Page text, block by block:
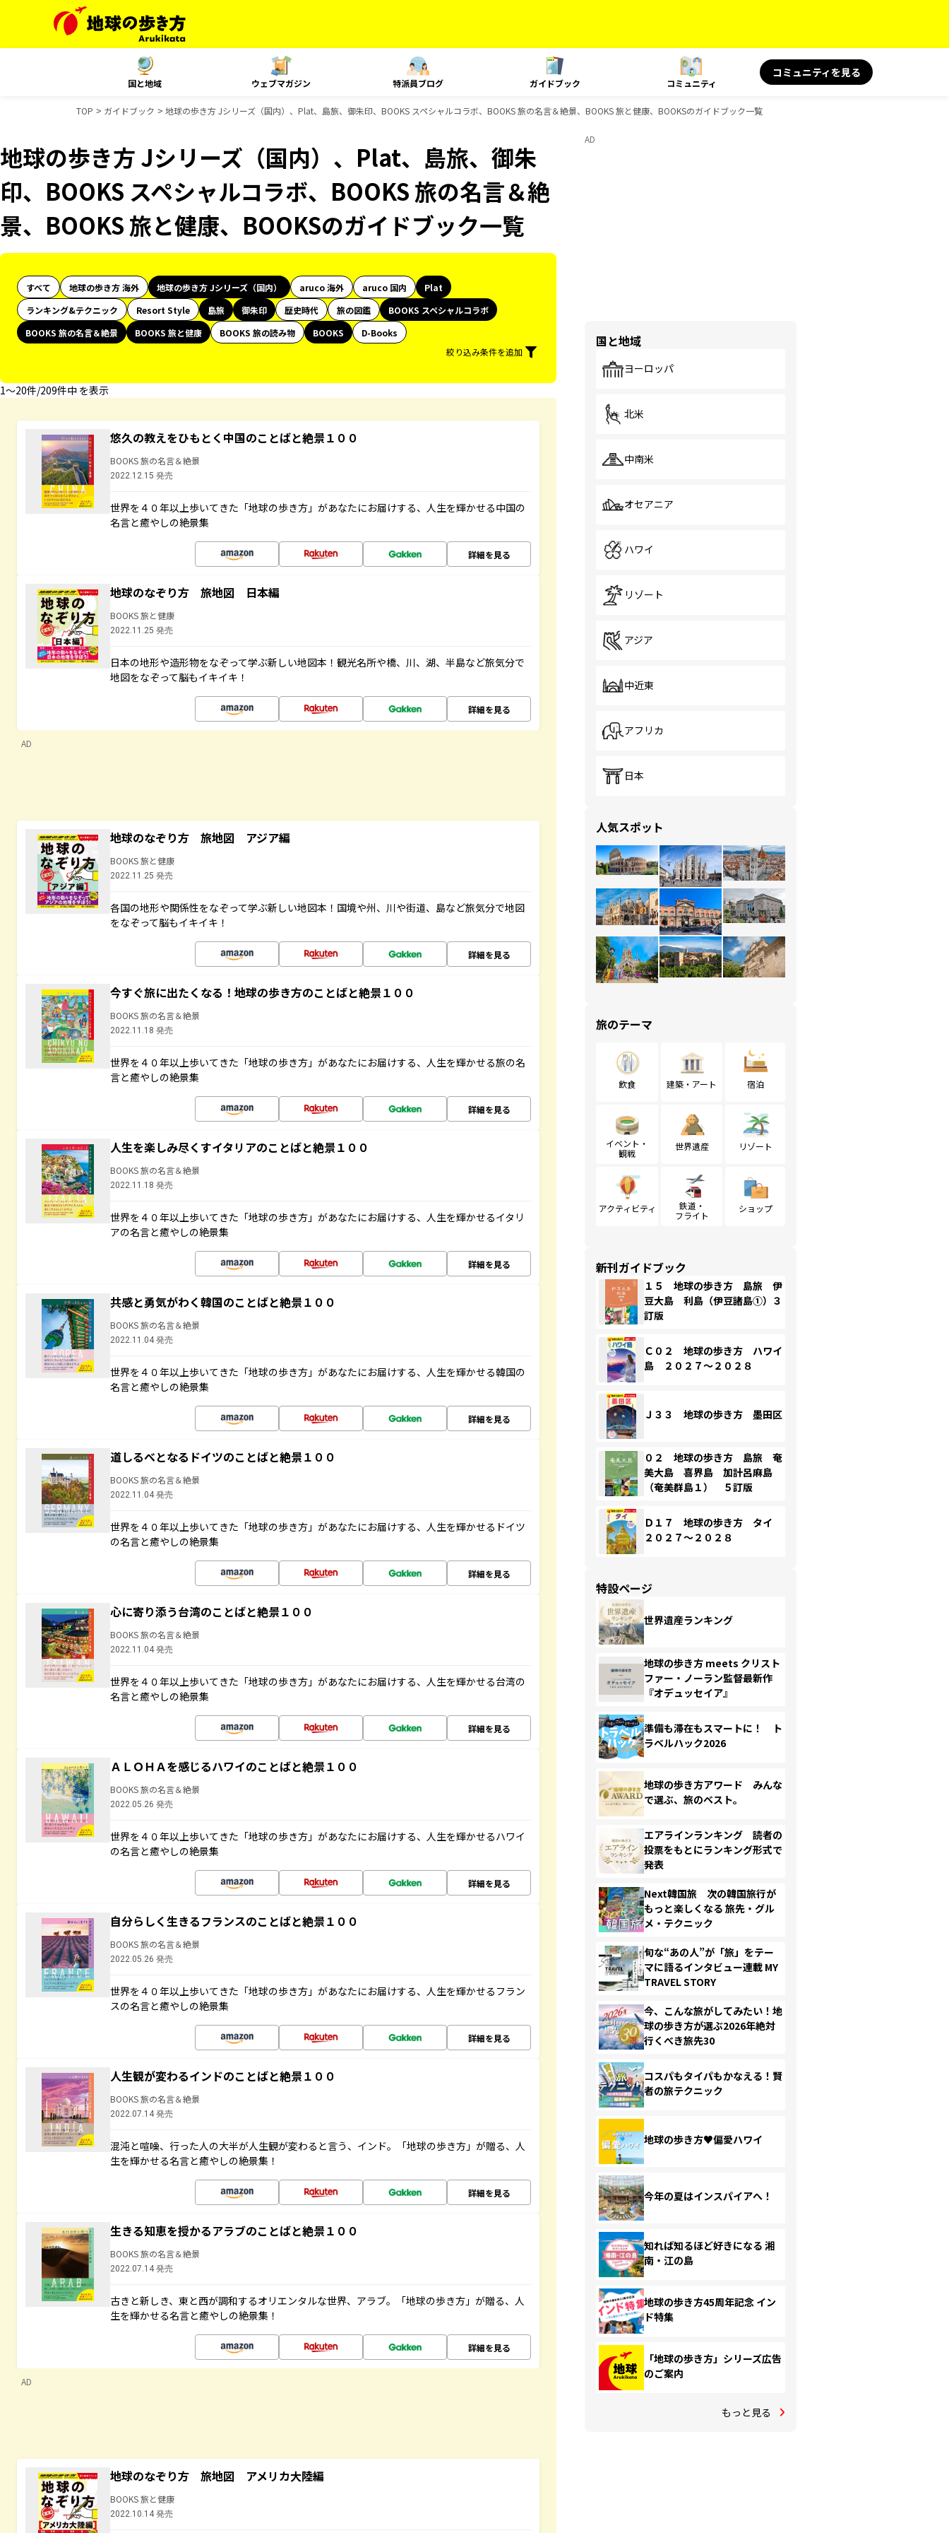
国と地域 ウェブマガジン 特派員ブログ ガイドブック コミュニティ
コミュニティを見る
TOP ガイドブック 地球の歩き方 Jシリーズ（国内）、Plat、島旅、御朱印、BOOKS スペシャルコラボ、BOOKS 旅の名言＆絶景、BOOKS 旅と健康、BOOKSのガイドブック一覧
地球の歩き方 Jシリーズ（国内）、Plat、島旅、御朱
印、BOOKS スペシャルコラボ、BOOKS 旅の名言＆絶
景、BOOKS 旅と健康、BOOKSのガイドブック一覧
すべて 地球の歩き方 海外 地球の歩き方 Jシリーズ（国内） aruco 海外 aruco 国内
Plat
ランキング&テクニック
Resort Style 島旅 御朱印 歴史時代 旅の図鑑
BOOKS スペシャルコラボ
BOOKS 旅の名言＆絶景
BOOKS 旅と健康 BOOKS 旅の読み物 BOOKS
D-Books
絞り込み条件を追加
1〜20件/209件中 を表示
悠久の教えをひもとく中国のことばと絶景１００
BOOKS 旅の名言＆絶景
2022.12.15 発売
世界を４０年以上歩いてきた「地球の歩き方」があなたにお届けする、人生を輝かせる中国の
名言と癒やしの絶景集
詳細を見る
地球のなぞり方 旅地図 日本編
BOOKS 旅と健康
2022.11.25 発売
日本の地形や造形物をなぞって学ぶ新しい地図本！観光名所や橋、川、湖、半島など旅気分で
地図をなぞって脳もイキイキ！
詳細を見る
AD
地球のなぞり方 旅地図 アジア編
BOOKS 旅と健康
2022.11.25 発売
各国の地形や関係性をなぞって学ぶ新しい地図本！国境や州、川や街道、島など旅気分で地図
をなぞって脳もイキイキ！
詳細を見る
今すぐ旅に出たくなる！地球の歩き方のことばと絶景１００
BOOKS 旅の名言＆絶景
2022.11.18 発売
世界を４０年以上歩いてきた「地球の歩き方」があなたにお届けする、人生を輝かせる旅の名
言と癒やしの絶景集
詳細を見る
人生を楽しみ尽くすイタリアのことばと絶景１００
BOOKS 旅の名言＆絶景
2022.11.18 発売
世界を４０年以上歩いてきた「地球の歩き方」があなたにお届けする、人生を輝かせるイタリ
アの名言と癒やしの絶景集
詳細を見る
共感と勇気がわく韓国のことばと絶景１００
BOOKS 旅の名言＆絶景
2022.11.04 発売
世界を４０年以上歩いてきた「地球の歩き方」があなたにお届けする、人生を輝かせる韓国の
名言と癒やしの絶景集
詳細を見る
道しるべとなるドイツのことばと絶景１００
BOOKS 旅の名言＆絶景
2022.11.04 発売
世界を４０年以上歩いてきた「地球の歩き方」があなたにお届けする、人生を輝かせるドイツ
の名言と癒やしの絶景集
詳細を見る
心に寄り添う台湾のことばと絶景１００
BOOKS 旅の名言＆絶景
2022.11.04 発売
世界を４０年以上歩いてきた「地球の歩き方」があなたにお届けする、人生を輝かせる台湾の
名言と癒やしの絶景集
詳細を見る
ＡＬＯＨＡを感じるハワイのことばと絶景１００
BOOKS 旅の名言＆絶景
2022.05.26 発売
世界を４０年以上歩いてきた「地球の歩き方」があなたにお届けする、人生を輝かせるハワイ
の名言と癒やしの絶景集
詳細を見る
自分らしく生きるフランスのことばと絶景１００
BOOKS 旅の名言＆絶景
2022.05.26 発売
世界を４０年以上歩いてきた「地球の歩き方」があなたにお届けする、人生を輝かせるフラン
スの名言と癒やしの絶景集
詳細を見る
人生観が変わるインドのことばと絶景１００
BOOKS 旅の名言＆絶景
2022.07.14 発売
混沌と喧噪、行った人の大半が人生観が変わると言う、インド。「地球の歩き方」が贈る、人
生を輝かせる名言と癒やしの絶景集！
詳細を見る
生きる知恵を授かるアラブのことばと絶景１００
BOOKS 旅の名言＆絶景
2022.07.14 発売
古きと新しき、東と西が調和するオリエンタルな世界、アラブ。「地球の歩き方」が贈る、人
生を輝かせる名言と癒やしの絶景集！
詳細を見る
AD
地球のなぞり方 旅地図 アメリカ大陸編
BOOKS 旅と健康
2022.10.14 発売
AD
国と地域
ヨーロッパ
北米
中南米
オセアニア
ハワイ
リゾート
アジア
中近東
アフリカ
日本
人気スポット
旅のテーマ
飲食 建築・アート 宿泊
イベント・
観戦
世界遺産 リゾート
アクティビティ
鉄道・
フライト
ショップ
新刊ガイドブック
１５ 地球の歩き方 島旅 伊
豆大島 利島（伊豆諸島①）３
訂版
Ｃ０２ 地球の歩き方 ハワイ
島 ２０２７～２０２８
Ｊ３３ 地球の歩き方 墨田区
０２ 地球の歩き方 島旅 奄
美大島 喜界島 加計呂麻島
（奄美群島１） ５訂版
Ｄ１７ 地球の歩き方 タイ
２０２７～２０２８
特設ページ
世界遺産ランキング
地球の歩き方 meets クリスト
ファー・ノーラン監督最新作
『オデュッセイア』
準備も滞在もスマートに！ ト
ラベルハック2026
地球の歩き方アワード みんな
で選ぶ、旅のベスト。
エアラインランキング 読者の
投票をもとにランキング形式で
発表
Next韓国旅 次の韓国旅行が
もっと楽しくなる 旅先・グル
メ・テクニック
旬な“あの人”が「旅」をテー
マに語るインタビュー連載 MY
TRAVEL STORY
今、こんな旅がしてみたい！地
球の歩き方が選ぶ2026年絶対
行くべき旅先30
コスパもタイパもかなえる！賢
者の旅テクニック
地球の歩き方♥偏愛ハワイ
今年の夏はインスパイアへ！
知れば知るほど好きになる 湘
南・江の島
地球の歩き方45周年記念 イン
ド特集
「地球の歩き方」シリーズ広告
のご案内
もっと見る